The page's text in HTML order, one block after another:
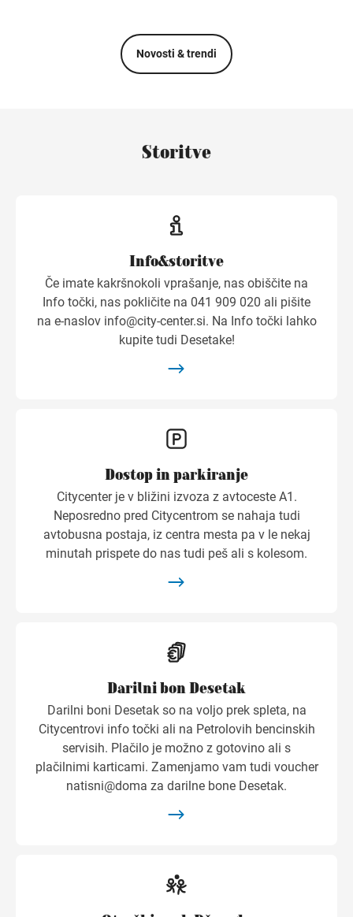
Novosti & trendi
Storitve
Info&storitve
Če imate kakršnokoli vprašanje, nas obiščite na
Info točki, nas pokličite na 041 909 020 ali pišite
na e-naslov info@city-center.si. Na Info točki lahko
kupite tudi Desetake!
Dostop in parkiranje
Citycenter je v bližini izvoza z avtoceste A1.
Neposredno pred Citycentrom se nahaja tudi
avtobusna postaja, iz centra mesta pa v le nekaj
minutah prispete do nas tudi peš ali s kolesom.
Darilni bon Desetak
Darilni boni Desetak so na voljo prek spleta, na
Citycentrovi info točki ali na Petrolovih bencinskih
servisih. Plačilo je možno z gotovino ali s
plačilnimi karticami. Zamenjamo vam tudi voucher
natisni@doma za darilne bone Desetak.